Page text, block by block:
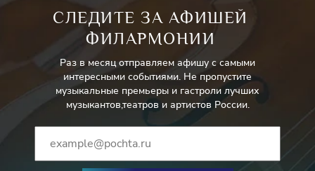
СЛЕДИТЕ ЗА АФИШЕЙ
ФИЛАРМОНИИ
Раз в месяц отправляем афишу с самыми
интересными событиями. Не пропустите
музыкальные премьеры и гастроли лучших
музыкантов,театров и артистов России.